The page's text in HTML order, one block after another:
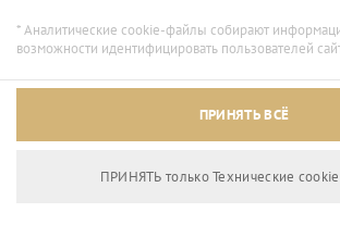
* Аналитические cookie-файлы собирают
возможности идентифицировать пользователей
ПРИНЯТЬ ВСЁ
ПРИНЯТЬ только Технические